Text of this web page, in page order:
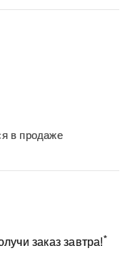
в продаже
заказ завтра!*